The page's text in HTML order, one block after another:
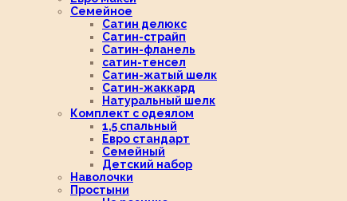
Семейное
Сатин делюкс
Сатин-страйп
Сатин-фланель
сатин-тенсел
Сатин-жатый шелк
Сатин-жаккард
Натуральный шелк
Комплект с одеялом
1,5 спальный
Евро стандарт
Семейный
Детский набор
Наволочки
Простыни